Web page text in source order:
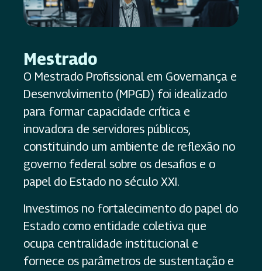
Mestrado
O Mestrado Profissional em Governança e
Desenvolvimento (MPGD) foi idealizado
para formar capacidade crítica e
inovadora de servidores públicos,
constituindo um ambiente de reflexão no
governo federal sobre os desafios e o
papel do Estado no século XXI.
Investimos no fortalecimento do papel do
Estado como entidade coletiva que
ocupa centralidade institucional e
fornece os parâmetros de sustentação e